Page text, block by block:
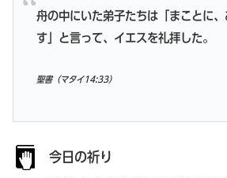
舟の中にいた弟子たちは「まことに
す」と言って、イエスを礼拝した。
聖書（マタイ14:33）
今日の祈り